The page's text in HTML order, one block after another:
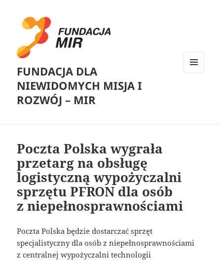
FUNDACJA DLA
NIEWIDOMYCH MISJA I
ROZWÓJ – MIR
Poczta Polska wygrała
przetarg na obsługę
logistyczną wypożyczalni
sprzętu PFRON dla osób
z niepełnosprawnościami
Poczta Polska będzie dostarczać sprzęt
specjalistyczny dla osób z niepełnosprawnościami
z centralnej wypożyczalni technologii